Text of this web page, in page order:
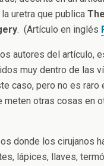
uretra que publica
. (Artículo en inglés
autores del artículo,
muy dentro de las
caso, pero no es raro
meten otras cosas en
donde los cirujanos
lápices, llaves,